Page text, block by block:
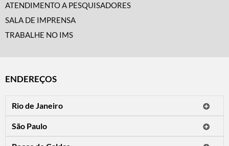
ATENDIMENTO A PESQUISADORES
SALA DE IMPRENSA
TRABALHE NO IMS
ENDEREÇOS
Rio de Janeiro
Horário de visitação: a programação do IMS no Rio de Janeiro será
apresentada em instituições culturais parceiras.
São Paulo